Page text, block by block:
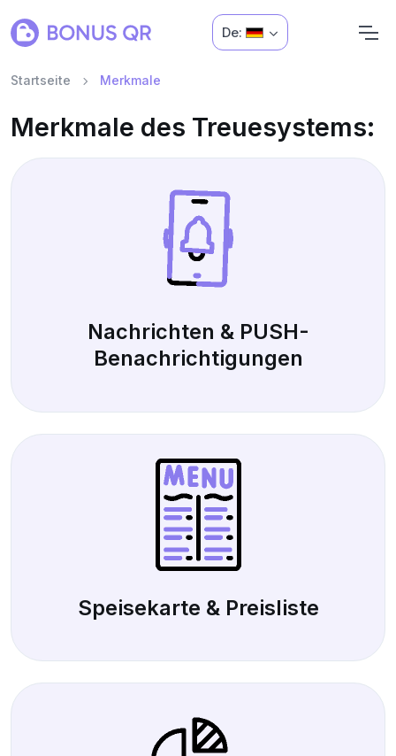
De:
Startseite Merkmale
Merkmale des Treuesystems:
Nachrichten & PUSH-
Benachrichtigungen
Speisekarte & Preisliste